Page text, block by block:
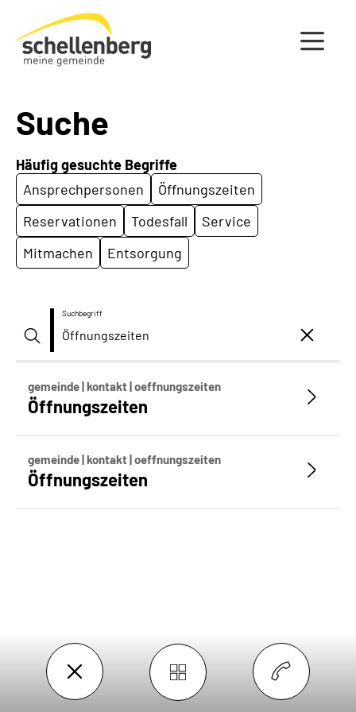
Gemeinde Schellenberg Startseite
Suche
Häufig gesuchte Begriffe
Ansprechpersonen
Öffnungszeiten
Reservationen
Todesfall
Service
Mitmachen
Entsorgung
Suchbegriff
gemeinde | kontakt | oeffnungszeiten
Öffnungszeiten
gemeinde | kontakt | oeffnungszeiten
Öffnungszeiten